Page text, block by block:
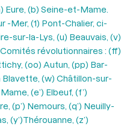
Eure, (b) Seine-et-Mame.
-Mer, (1) Pont-Chalier, ci-
sur-la-Lys, (u) Beauvais, (v)
révolutionnaires : (ff)
(oo) Autun, (pp) Bar-
(w) Châtillon-sur-
(e’) Elbeuf, (f’)
(p’) Nemours, (q’) Neuilly-
(y’)Thérouanne, (z’)